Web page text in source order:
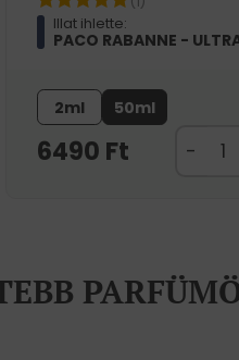
Illat ihlette:
PACO RABANNE -
2ml 50ml
6490 Ft